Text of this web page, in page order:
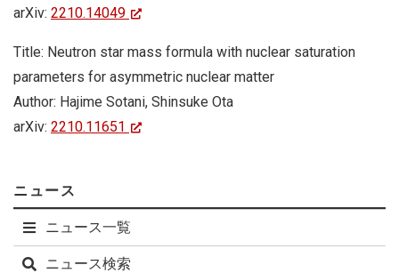
arXiv: 2210.14049
Title: Neutron star mass formula with nuclear saturation
parameters for asymmetric nuclear matter
Author: Hajime Sotani, Shinsuke Ota
arXiv: 2210.11651
ニュース
ニュース一覧
ニュース検索